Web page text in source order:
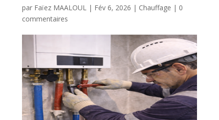
par Faïez MAALOUL| Fév 6, 2026 | Chauffage | 0
commentaires